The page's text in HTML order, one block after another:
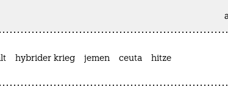
hybrider krieg jemen ceuta hitze